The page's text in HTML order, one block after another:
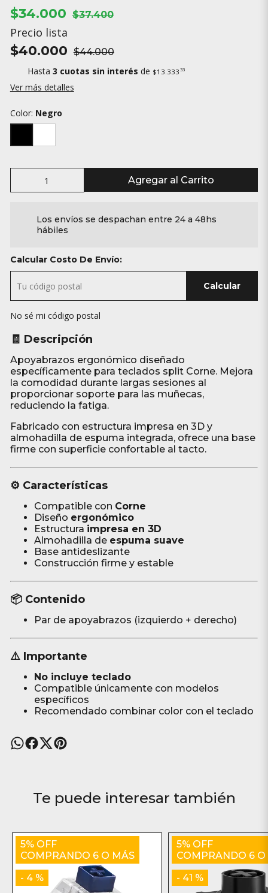
$34.000 $37.400
Precio lista
$40.000 $44.000
Hasta 3 cuotas sin interés de $13.333 33
Ver más detalles
Color: Negro
Agregar al Carrito
Los envíos se despachan entre 24 a 48hs
hábiles
Calcular Costo De Envío:
Calcular
No sé mi código postal
🧾 Descripción
Apoyabrazos ergonómico diseñado
específicamente para teclados split Corne. Mejora
la comodidad durante largas sesiones al
proporcionar soporte para las muñecas,
reduciendo la fatiga.
Fabricado con estructura impresa en 3D y
almohadilla de espuma integrada, ofrece una base
firme con superficie confortable al tacto.
⚙️ Características
Compatible con Corne
Diseño ergonómico
Estructura impresa en 3D
Almohadilla de espuma suave
Base antideslizante
Construcción firme y estable
📦 Contenido
Par de apoyabrazos (izquierdo + derecho)
⚠️ Importante
No incluye teclado
Compatible únicamente con modelos
específicos
Recomendado combinar color con el teclado
Te puede interesar también
5% OFF
COMPRANDO 6 O MÁS
- 4 %
5% OFF
COMPRANDO 6 O
- 41 %